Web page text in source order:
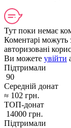
Тут поки немає
Коментарі можуть
авторизовані
Ви можете увійти
Підтримали
90
Середній донат
≈ 102 грн.
ТОП-донат
14000 грн.
Підтримали